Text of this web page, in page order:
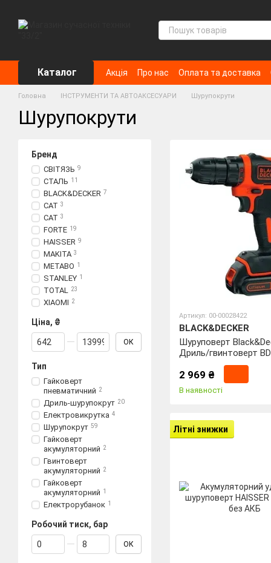
Каталог Акція Про нас Оплата та доставка
Головна ІНСТРУМЕНТИ ТА АВТОАКСЕСУАРИ Шурупокрути
Шурупокрути
Артикул: 00-00028422
BLACK&DECKER
Шуруповерт
Дриль/гвинтоверт
10.8V, 26Нм, Li-Ion
2 969 ₴
В наявності
Літні знижки
Бренд
СВІТЯЗЬ 9
СТАЛЬ 11
BLACK&DECKER 7
CAT 3
CAT 3
FORTE 19
HAISSER 9
MAKITA 3
METABO 1
STANLEY 1
TOTAL 23
XIAOMI 2
Ціна, ₴
Від Ціна, ₴
До Ціна, ₴ ОК
Тип
Гайковерт
пневматичний 2
Дриль-шурупокрут 20
Електровикрутка 4
Шурупокрут 59
Гайковерт
акумуляторний 2
Гвинтоверт
акумуляторний 2
Гайковерт
акумуляторний 1
Електрорубанок 1
Робочий тиск, бар
Від Робочий тиск, бар
До Робочий тиск, бар ОК